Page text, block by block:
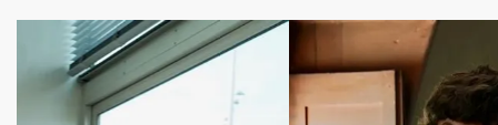
Overslaan